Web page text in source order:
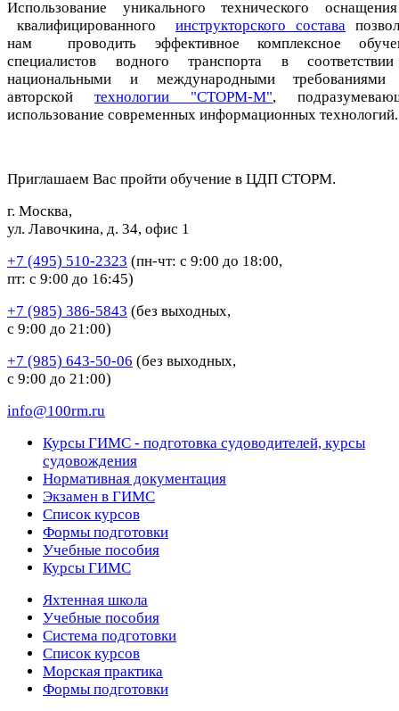
Использование уникального технического
квалифицированного инструкторского состава
нам проводить эффективное комплексное
специалистов водного транспорта в
национальными и международными
авторской технологии "СТОРМ-М",
использование современных информационных технологий.
Приглашаем Вас пройти обучение в ЦДП СТОРМ.
г. Москва,
ул. Лавочкина, д. 34, офис 1
+7 (495) 510-2323 (пн-чт: с 9:00 до 18:00,
пт: с 9:00 до 16:45)
+7 (985) 386-5843 (без выходных,
с 9:00 до 21:00)
+7 (985) 643-50-06 (без выходных,
с 9:00 до 21:00)
info@100rm.ru
Курсы ГИМС - подготовка судоводителей, курсы
судовождения
Нормативная документация
Экзамен в ГИМС
Список курсов
Формы подготовки
Учебные пособия
Курсы ГИМС
Яхтенная школа
Учебные пособия
Cистема подготовки
Список курсов
Морская практика
Формы подготовки